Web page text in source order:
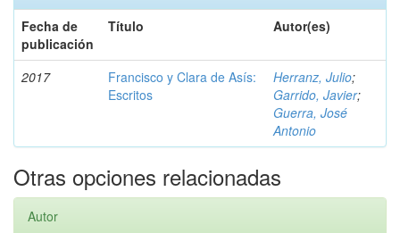
Fecha de
publicación
Título Autor(es)
2017
Francisco y Clara de Asís:
Escritos
Herranz, Julio;
Garrido, Javier;
Guerra, José
Antonio
Otras opciones relacionadas
Autor